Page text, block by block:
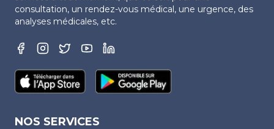
consultation, un rendez-vous médical, une urgence, des
analyses médicales, etc.
NOS SERVICES